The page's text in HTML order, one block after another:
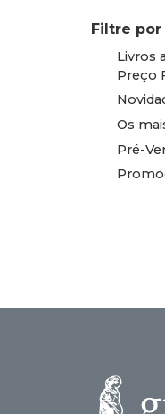
Filtre
Livros
Preço
Os
Pré-